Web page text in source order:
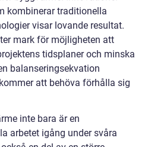
kombinerar traditionella
visar lovande resultat.
mark för möjligheten att
tidsplaner och minska
balanseringsekvation
att behöva förhålla sig
inte bara är en
arbetet igång under svåra